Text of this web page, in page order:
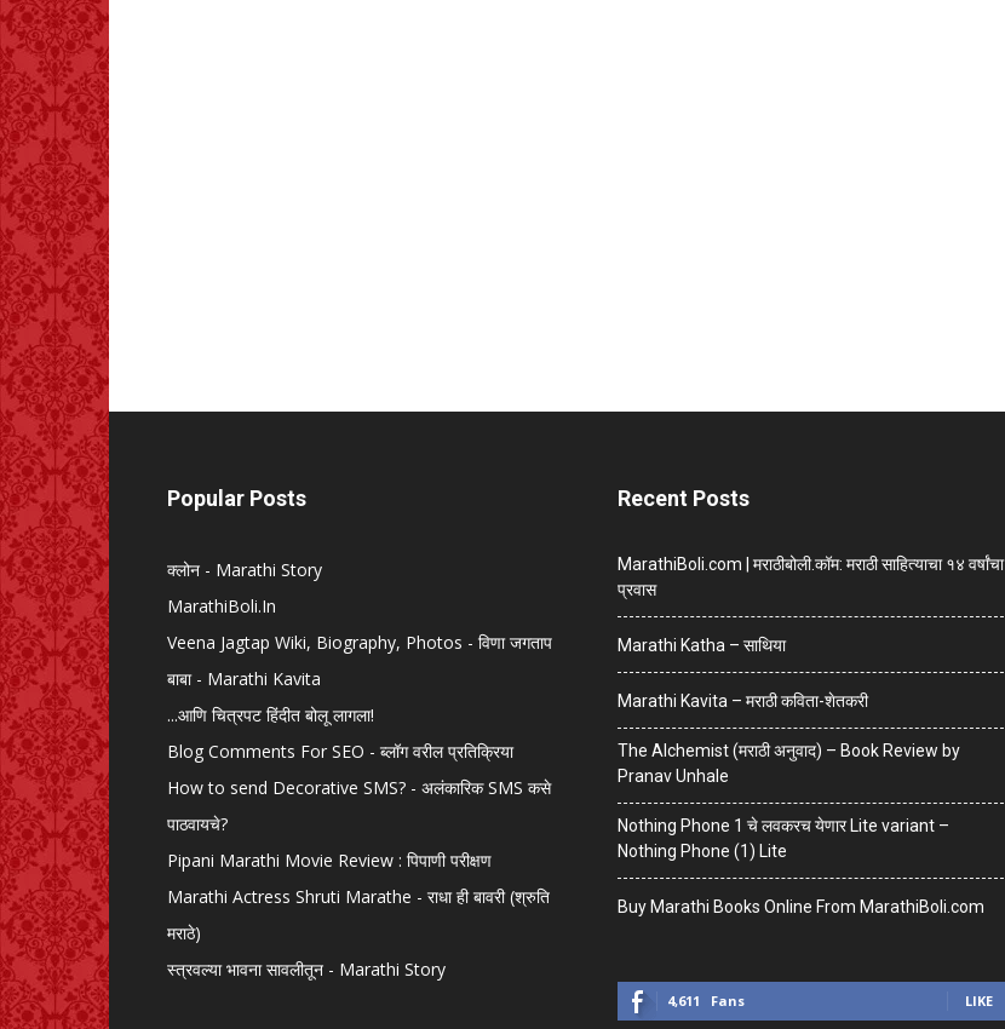
Popular Posts
क्लोन - Marathi Story
MarathiBoli.In
Veena Jagtap Wiki, Biography, Photos - विणा जगताप
बाबा - Marathi Kavita
...आणि चित्रपट हिंदीत बोलू लागला!
Blog Comments For SEO - ब्लॉग वरील प्रतिक्रिया
How to send Decorative SMS? - अलंकारिक SMS कसे
पाठवायचे?
Pipani Marathi Movie Review : पिपाणी परीक्षण
Marathi Actress Shruti Marathe - राधा ही बावरी (श्रुति
मराठे)
स्त्रवल्या भावना सावलीतून - Marathi Story
Recent Posts
MarathiBoli.com | मराठीबोली.कॉम: मराठी साहित्याचा १४ वर्षांचा
प्रवास
Marathi Katha – साथिया
Marathi Kavita – मराठी कविता-शेतकरी
The Alchemist (मराठी अनुवाद) – Book Review by
Pranav Unhale
Nothing Phone 1 चे लवकरच येणार Lite variant –
Nothing Phone (1) Lite
Buy Marathi Books Online From MarathiBoli.com
4,611 Fans LIKE